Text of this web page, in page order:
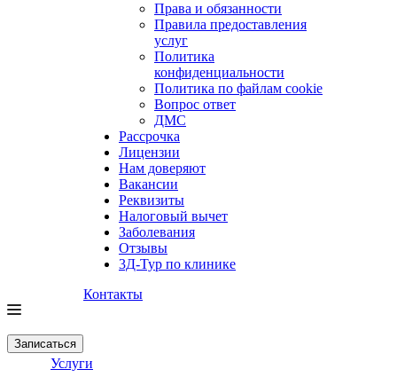
Права и обязанности
Правила предоставления
услуг
Политика
конфиденциальности
Политика по файлам cookie
Вопрос ответ
ДМС
Рассрочка
Лицензии
Нам доверяют
Вакансии
Реквизиты
Налоговый вычет
Заболевания
Отзывы
3Д-Тур по клинике
Контакты
Записаться
Услуги